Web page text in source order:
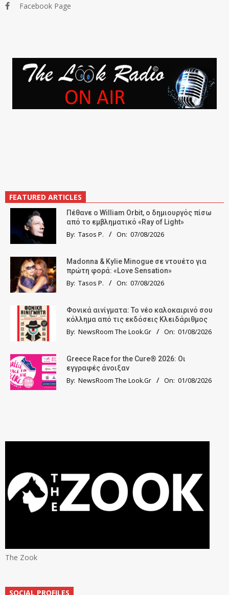
Facebook Page
FEATURED ARTICLES
Πέθανε ο William Orbit, ο δημιουργός πίσω
από το εμβληματικό «Ray of Light»
By: Tasos P. On: 07/08/2026
Madonna & Kylie Minogue σε ντουέτο για
πρώτη φορά: «Love Sensation»
By: Tasos P. On: 07/08/2026
Φονικά αινίγματα: Το νέο καλοκαιρινό σου
κόλλημα από τις εκδόσεις Κλειδάριθμος
By: NewsRoom The Look.Gr On: 01/08/2026
Greece Race for the Cure® 2026: Οι
εγγραφές άνοιξαν
By: NewsRoom The Look.Gr On: 01/08/2026
The Zook
SOCIAL PROFILES